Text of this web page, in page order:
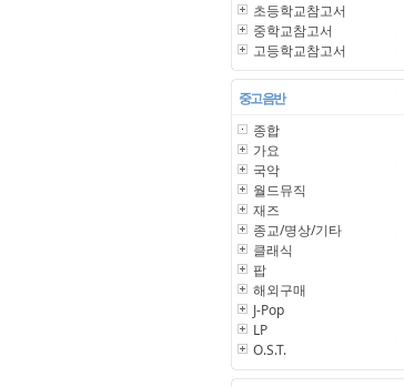
초등학교참고서
중학교참고서
고등학교참고서
중고 음반
종합
가요
국악
월드뮤직
재즈
종교/명상/기타
클래식
팝
해외구매
J-Pop
LP
O.S.T.